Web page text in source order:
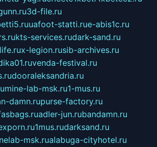
3d-file.ru
uafoot-statti.rue-abis1c.ru
kts-services.rudark-sand.ru
x-legion.rusib-archives.ru
venda-festival.ru
dooraleksandria.ru
mine-lab-msk.ru1-mus.ru
damn.rupurse-factory.ru
adler-jun.rubandamn.ru
1mus.rudarksand.ru
msk.rualabuga-cityhotel.ru